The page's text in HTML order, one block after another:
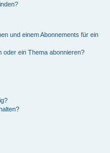
und einem Abonnements für ein
oder ein Thema abonnieren?